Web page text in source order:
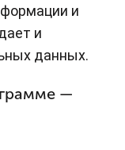
и
и
данных.
—